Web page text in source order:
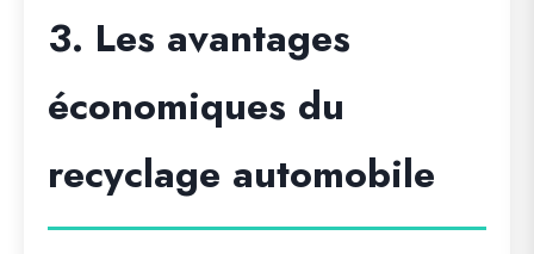
3. Les avantages
économiques du
recyclage automobile